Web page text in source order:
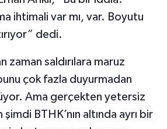
ihtimali var mı, var. Boyutu
dedi.
zaman saldırılara maruz
çok fazla duyurmadan
Ama gerçekten yetersiz
BTHK’nın altında ayrı bir